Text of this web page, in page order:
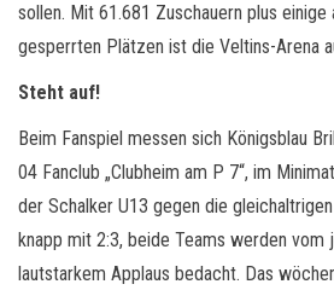
sollen. Mit 61.681 Zuschauern plus einige
gesperrten Plätzen ist die Veltins-Arena
Steht auf!
Beim Fanspiel messen sich Königsblau
04 Fanclub „Clubheim am P 7“, im
der Schalker U13 gegen die
knapp mit 2:3, beide Teams werden vom
lautstarkem Applaus bedacht. Das